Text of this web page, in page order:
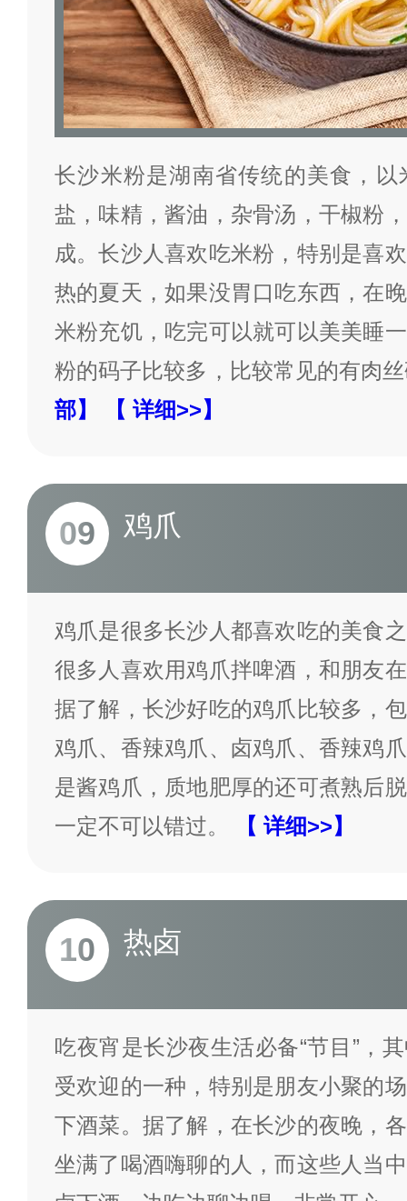
长沙米粉是湖南省传统的美食，
盐，味精，酱油，杂骨汤，干椒粉
成。长沙人喜欢吃米粉，特别是喜
热的夏天，如果没胃口吃东西，在
米粉充饥，吃完可以就可以美美睡
粉的码子比较多，比较常见的有肉
部】
【 详细>>】
09 鸡爪
鸡爪是很多长沙人都喜欢吃的美食
很多人喜欢用鸡爪拌啤酒，和朋友
据了解，长沙好吃的鸡爪比较多，
鸡爪、香辣鸡爪、卤鸡爪、香辣鸡
是酱鸡爪，质地肥厚的还可煮熟后
一定不可以错过。
【 详细>>】
10 热卤
吃夜宵是长沙夜生活必备“节目”，
受欢迎的一种，特别是朋友小聚的
下酒菜。据了解，在长沙的夜晚，
坐满了喝酒嗨聊的人，而这些人当